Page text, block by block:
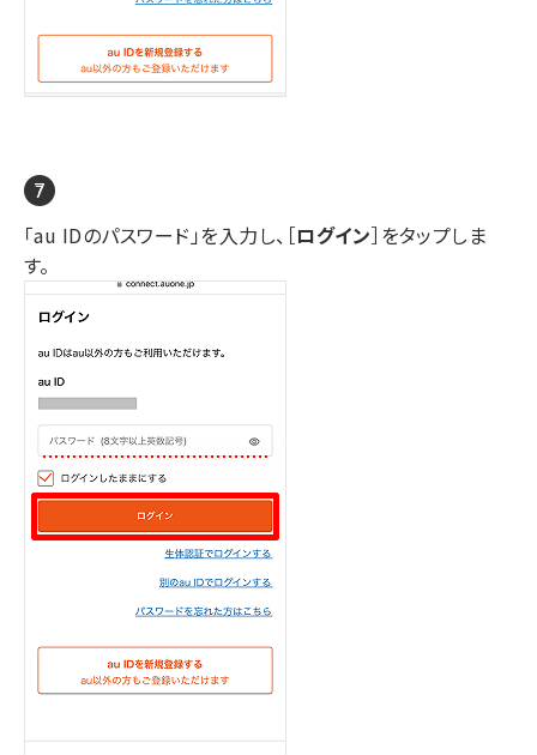
「au IDのパスワード」を入力し、［ログイン］をタップしま
す。